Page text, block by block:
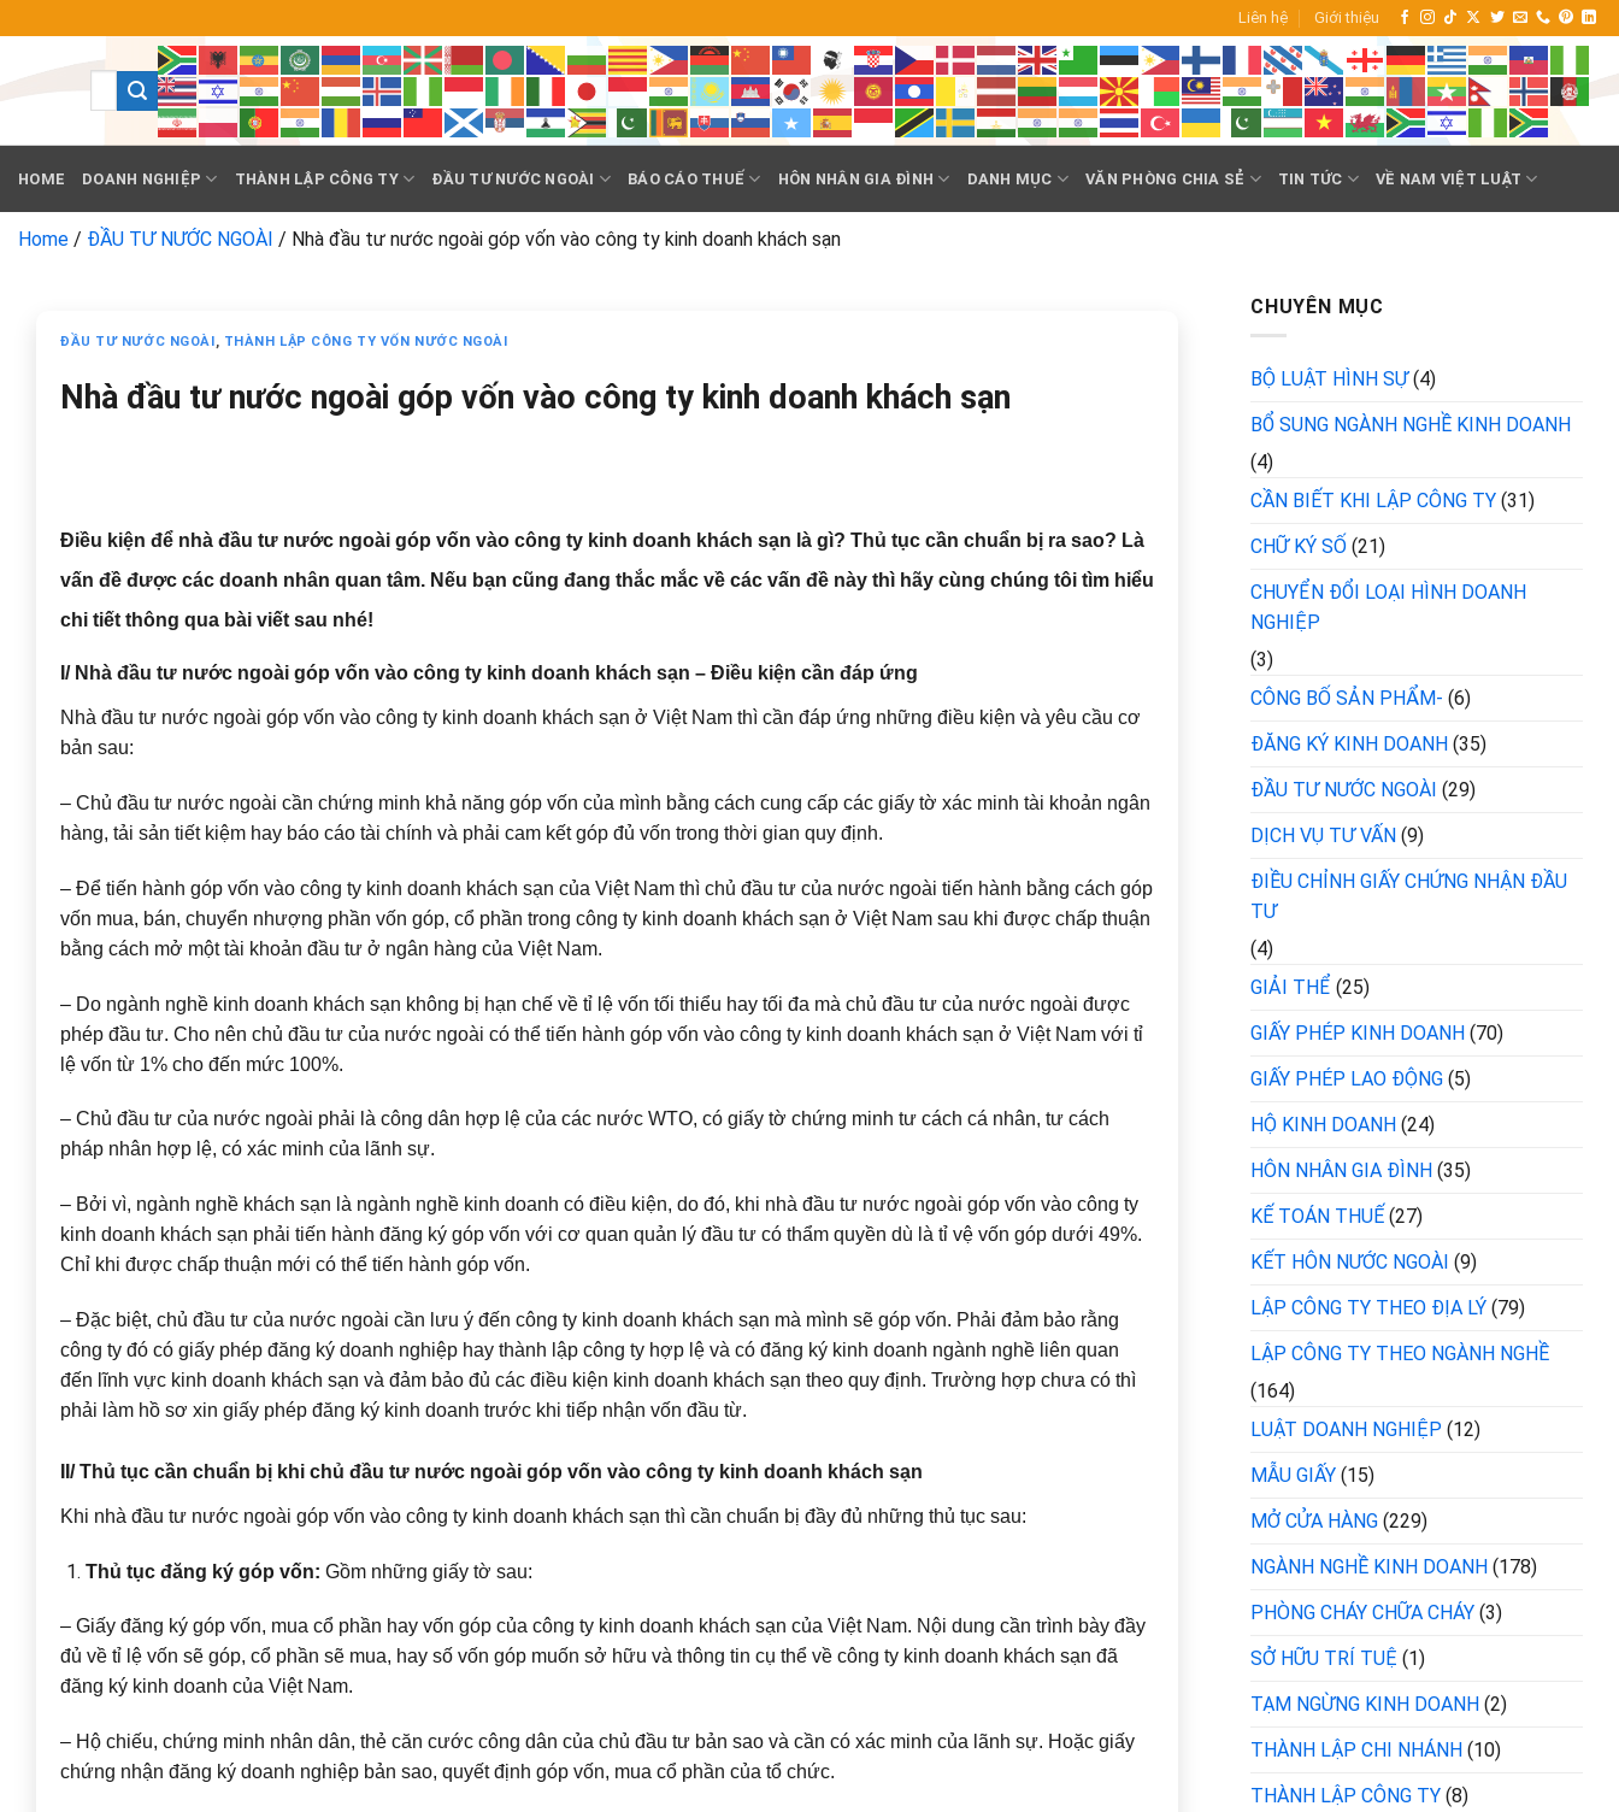
đến
Liên hệ Giới thiệu
HOME DOANH NGHIỆP THÀNH LẬP CÔNG TY ĐẦU TƯ NƯỚC NGOÀI BÁO CÁO THUẾ HÔN NHÂN GIA ĐÌNH DANH MỤC VĂN PHÒNG CHIA SẺ TIN TỨC VỀ NAM VIỆT LUẬT
Home / ĐẦU TƯ NƯỚC NGOÀI / Nhà đầu tư nước ngoài góp vốn vào công ty kinh doanh khách sạn
ĐẦU TƯ NƯỚC NGOÀI, THÀNH LẬP CÔNG TY VỐN NƯỚC NGOÀI
Nhà đầu tư nước ngoài góp vốn vào công ty kinh doanh khách sạn
Điều kiện để nhà đầu tư nước ngoài góp vốn vào công ty kinh doanh khách sạn là gì? Thủ tục cần chuẩn bị ra sao? Là
vấn đề được các doanh nhân quan tâm. Nếu bạn cũng đang thắc mắc về các vấn đề này thì hãy cùng chúng tôi tìm hiểu
chi tiết thông qua bài viết sau nhé!
I/ Nhà đầu tư nước ngoài góp vốn vào công ty kinh doanh khách sạn – Điều kiện cần đáp ứng
Nhà đầu tư nước ngoài góp vốn vào công ty kinh doanh khách sạn ở Việt Nam thì cần đáp ứng những điều kiện và yêu cầu cơ
bản sau:
– Chủ đầu tư nước ngoài cần chứng minh khả năng góp vốn của mình bằng cách cung cấp các giấy tờ xác minh tài khoản ngân
hàng, tải sản tiết kiệm hay báo cáo tài chính và phải cam kết góp đủ vốn trong thời gian quy định.
– Để tiến hành góp vốn vào công ty kinh doanh khách sạn của Việt Nam thì chủ đầu tư của nước ngoài tiến hành bằng cách góp
vốn mua, bán, chuyển nhượng phần vốn góp, cổ phần trong công ty kinh doanh khách sạn ở Việt Nam sau khi được chấp thuận
bằng cách mở một tài khoản đầu tư ở ngân hàng của Việt Nam.
– Do ngành nghề kinh doanh khách sạn không bị hạn chế về tỉ lệ vốn tối thiểu hay tối đa mà chủ đầu tư của nước ngoài được
phép đầu tư. Cho nên chủ đầu tư của nước ngoài có thể tiến hành góp vốn vào công ty kinh doanh khách sạn ở Việt Nam với tỉ
lệ vốn từ 1% cho đến mức 100%.
– Chủ đầu tư của nước ngoài phải là công dân hợp lệ của các nước WTO, có giấy tờ chứng minh tư cách cá nhân, tư cách
pháp nhân hợp lệ, có xác minh của lãnh sự.
– Bởi vì, ngành nghề khách sạn là ngành nghề kinh doanh có điều kiện, do đó, khi nhà đầu tư nước ngoài góp vốn vào công ty
kinh doanh khách sạn phải tiến hành đăng ký góp vốn với cơ quan quản lý đầu tư có thẩm quyền dù là tỉ vệ vốn góp dưới 49%.
Chỉ khi được chấp thuận mới có thể tiến hành góp vốn.
– Đặc biệt, chủ đầu tư của nước ngoài cần lưu ý đến công ty kinh doanh khách sạn mà mình sẽ góp vốn. Phải đảm bảo rằng
công ty đó có giấy phép đăng ký doanh nghiệp hay thành lập công ty hợp lệ và có đăng ký kinh doanh ngành nghề liên quan
đến lĩnh vực kinh doanh khách sạn và đảm bảo đủ các điều kiện kinh doanh khách sạn theo quy định. Trường hợp chưa có thì
phải làm hồ sơ xin giấy phép đăng ký kinh doanh trước khi tiếp nhận vốn đầu từ.
II/ Thủ tục cần chuẩn bị khi chủ đầu tư nước ngoài góp vốn vào công ty kinh doanh khách sạn
Khi nhà đầu tư nước ngoài góp vốn vào công ty kinh doanh khách sạn thì cần chuẩn bị đầy đủ những thủ tục sau:
Thủ tục đăng ký góp vốn: Gồm những giấy tờ sau:
– Giấy đăng ký góp vốn, mua cổ phần hay vốn góp của công ty kinh doanh khách sạn của Việt Nam. Nội dung cần trình bày đầy
đủ về tỉ lệ vốn sẽ góp, cổ phần sẽ mua, hay số vốn góp muốn sở hữu và thông tin cụ thể về công ty kinh doanh khách sạn đã
đăng ký kinh doanh của Việt Nam.
– Hộ chiếu, chứng minh nhân dân, thẻ căn cước công dân của chủ đầu tư bản sao và cần có xác minh của lãnh sự. Hoặc giấy
chứng nhận đăng ký doanh nghiệp bản sao, quyết định góp vốn, mua cổ phần của tổ chức.
CHUYÊN MỤC
BỘ LUẬT HÌNH SỰ(4)
BỔ SUNG NGÀNH NGHỀ KINH DOANH
(4)
CẦN BIẾT KHI LẬP CÔNG TY (31)
CHỮ KÝ SỐ (21)
CHUYỂN ĐỔI LOẠI HÌNH DOANH
NGHIỆP
(3)
CÔNG BỐ SẢN PHẨM- (6)
ĐĂNG KÝ KINH DOANH (35)
ĐẦU TƯ NƯỚC NGOÀI (29)
DỊCH VỤ TƯ VẤN (9)
ĐIỀU CHỈNH GIẤY CHỨNG NHẬN ĐẦU
TƯ
(4)
GIẢI THỂ (25)
GIẤY PHÉP KINH DOANH (70)
GIẤY PHÉP LAO ĐỘNG (5)
HỘ KINH DOANH (24)
HÔN NHÂN GIA ĐÌNH (35)
KẾ TOÁN THUẾ (27)
KẾT HÔN NƯỚC NGOÀI (9)
LẬP CÔNG TY THEO ĐỊA LÝ (79)
LẬP CÔNG TY THEO NGÀNH NGHỀ
(164)
LUẬT DOANH NGHIỆP (12)
MẪU GIẤY (15)
MỞ CỬA HÀNG (229)
NGÀNH NGHỀ KINH DOANH (178)
PHÒNG CHÁY CHỮA CHÁY (3)
SỞ HỮU TRÍ TUỆ (1)
TẠM NGỪNG KINH DOANH (2)
THÀNH LẬP CHI NHÁNH (10)
THÀNH LẬP CÔNG TY (8)